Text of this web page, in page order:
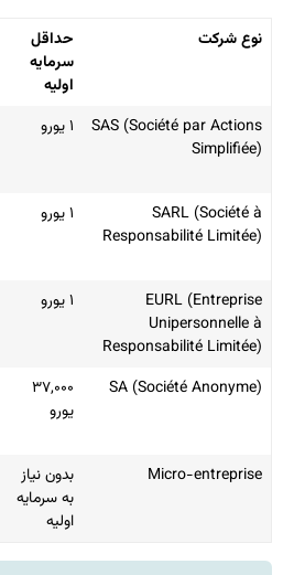
نوع شرکت
حداقل
سرمایه
اولیه
SAS (Société par Actions
Simplifiée)
۱ یورو
SARL (Société à
Responsabilité Limitée)
۱ یورو
EURL (Entreprise
Unipersonnelle à
Responsabilité Limitée)
۱ یورو
SA (Société Anonyme)
۳۷,۰۰۰
یورو
Micro-entreprise
بدون نیاز
به سرمایه
اولیه